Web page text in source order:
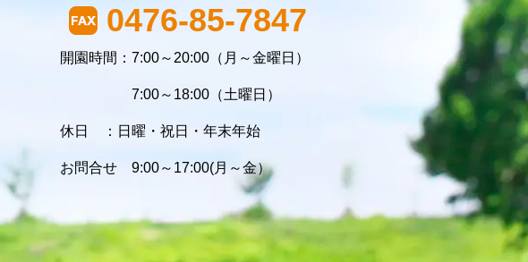
0476-85-7847
開園時間：7:00～20:00（月～金曜日）
7:00～18:00（土曜日）
休日 ：日曜・祝日・年末年始
お問合せ 9:00～17:00(月～金）